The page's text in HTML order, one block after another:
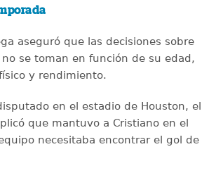
aseguró que las decisiones sobre
se toman en función de su edad,
y rendimiento.
en el estadio de Houston, el
que mantuvo a Cristiano en el
necesitaba encontrar el gol de